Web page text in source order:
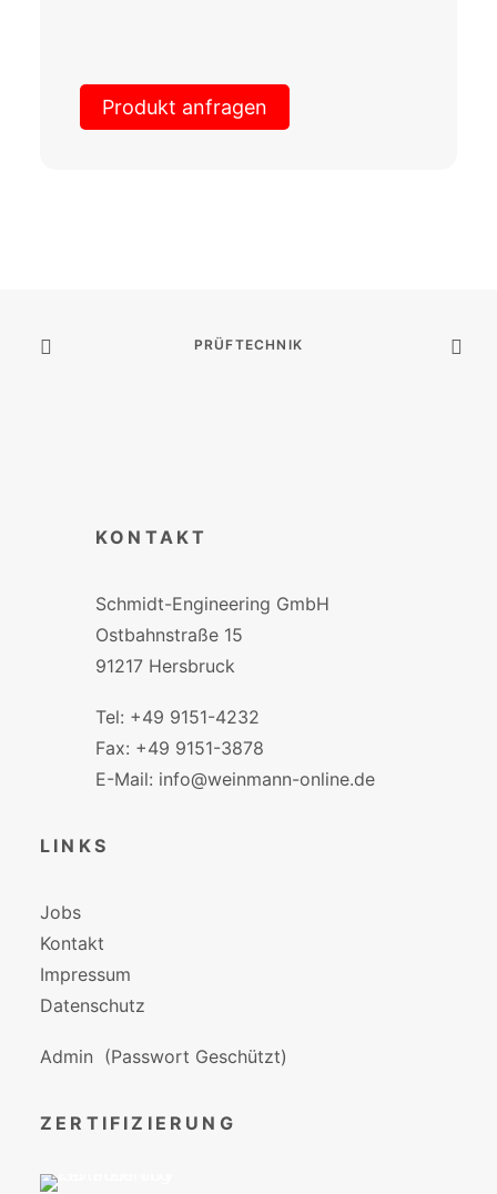
Produkt anfragen
PRÜFTECHNIK
KONTAKT
Schmidt-Engineering GmbH
Ostbahnstraße 15
91217 Hersbruck
Tel: +49 9151-4232
Fax: +49 9151-3878
E-Mail: info@weinmann-online.de
LINKS
Jobs
Kontakt
Impressum
Datenschutz
Admin (Passwort Geschützt)
ZERTIFIZIERUNG